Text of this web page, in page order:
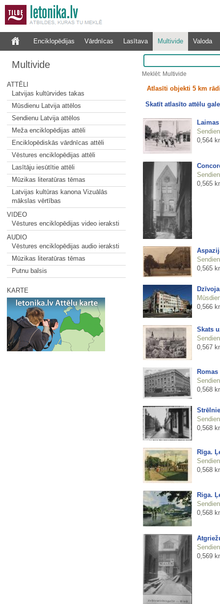
Enciklopēdijas Vārdnīcas Lasītava Multivide Valoda
Multivide
ATTĒLI
Latvijas kultūrvides takas
Mūsdienu Latvija attēlos
Sendienu Latvija attēlos
Meža enciklopēdijas attēli
Enciklopēdiskās vārdnīcas attēli
Vēstures enciklopēdijas attēli
Lasītāju iesūtītie attēli
Mūzikas literatūras tēmas
Latvijas kultūras kanona Vizuālās
mākslas vērtības
VIDEO
Vēstures enciklopēdijas video ieraksti
AUDIO
Vēstures enciklopēdijas audio ieraksti
Mūzikas literatūras tēmas
Putnu balsis
KARTE
Meklēt: Multivide
Atlasīti objekti 5 km
Skatīt atlasīto attēlu
0,564
0,565
0,565
0,566
Skats
0,567
Romas
0,568
0,568
Rīga.
0,568
Riga.
0,568
0,569